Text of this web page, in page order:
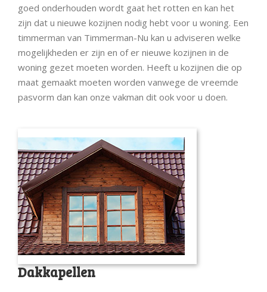
goed onderhouden wordt gaat het rotten en kan het
zijn dat u nieuwe kozijnen nodig hebt voor u woning. Een
timmerman van Timmerman-Nu kan u adviseren welke
mogelijkheden er zijn en of er nieuwe kozijnen in de
woning gezet moeten worden. Heeft u kozijnen die op
maat gemaakt moeten worden vanwege de vreemde
pasvorm dan kan onze vakman dit ook voor u doen.
Dakkapellen